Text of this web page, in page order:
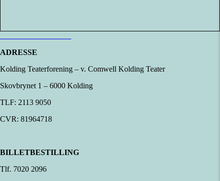
ADRESSE
Kolding Teaterforening – v. Comwell Kolding Teater
Skovbrynet 1 – 6000 Kolding
TLF: 2113 9050
CVR: 81964718
BILLETBESTILLING
Tlf. 7020 2096